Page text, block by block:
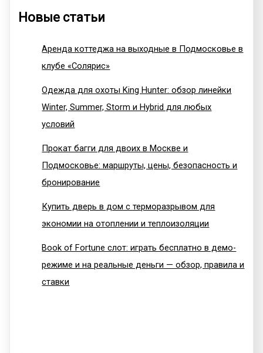
Новые статьи
Аренда коттеджа на выходные в Подмосковье в
клубе «Солярис»
Одежда для охоты King Hunter: обзор линейки
Winter, Summer, Storm и Hybrid для любых
условий
Прокат багги для двоих в Москве и
Подмосковье: маршруты, цены, безопасность и
бронирование
Купить дверь в дом с терморазрывом для
экономии на отоплении и теплоизоляции
Book of Fortune слот: играть бесплатно в демо-
режиме и на реальные деньги — обзор, правила и
ставки